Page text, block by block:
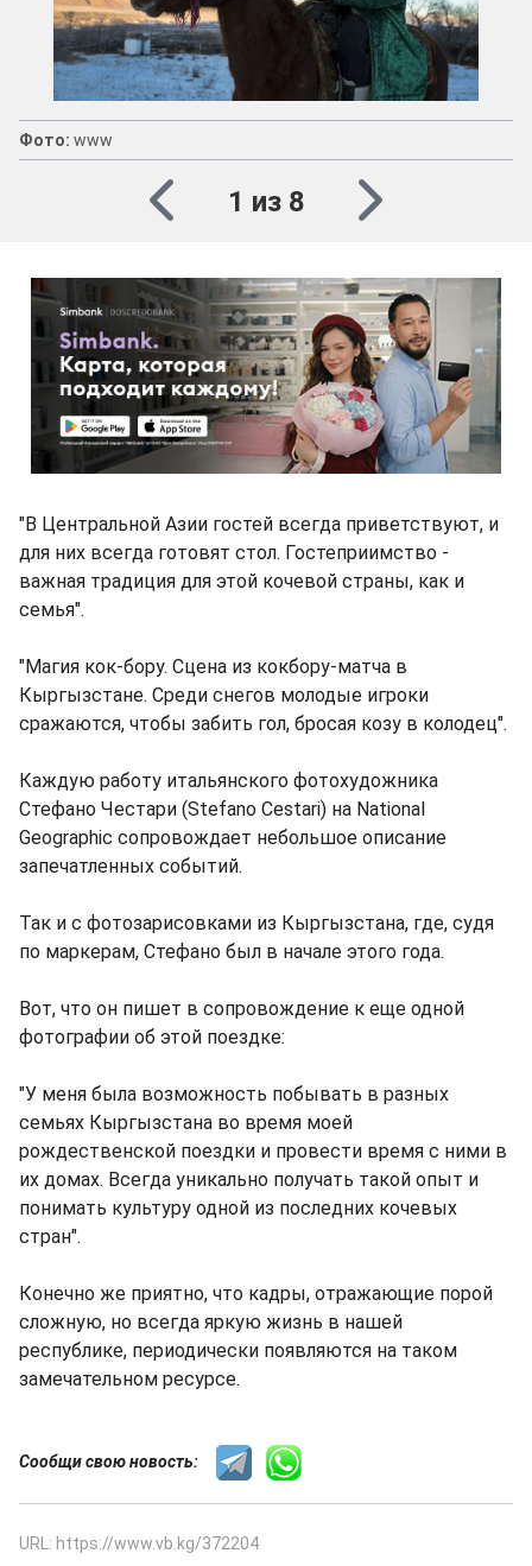
Фото: www
1 из 8
"В Центральной Азии гостей всегда приветствуют, и
для них всегда готовят стол. Гостеприимство -
важная традиция для этой кочевой страны, как и
семья".
"Магия кок-бору. Сцена из кокбору-матча в
Кыргызстане. Среди снегов молодые игроки
сражаются, чтобы забить гол, бросая козу в колодец".
Каждую работу итальянского фотохудожника
Стефано Честари (Stefano Cestari) на National
Geographic сопровождает небольшое описание
запечатленных событий.
Так и с фотозарисовками из Кыргызстана, где, судя
по маркерам, Стефано был в начале этого года.
Вот, что он пишет в сопровождение к еще одной
фотографии об этой поездке:
"У меня была возможность побывать в разных
семьях Кыргызстана во время моей
рождественской поездки и провести время с ними в
их домах. Всегда уникально получать такой опыт и
понимать культуру одной из последних кочевых
стран".
Конечно же приятно, что кадры, отражающие порой
сложную, но всегда яркую жизнь в нашей
республике, периодически появляются на таком
замечательном ресурсе.
Сообщи свою новость:
URL: https://www.vb.kg/372204